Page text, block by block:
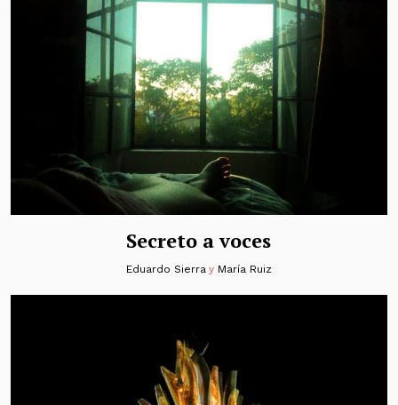
Secreto a voces
Eduardo Sierray María Ruiz